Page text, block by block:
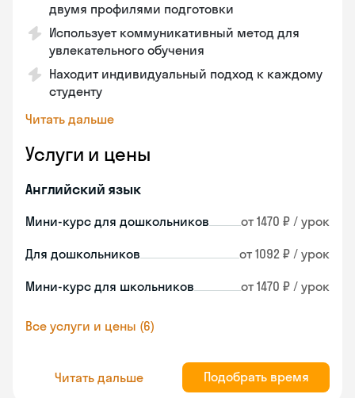
двумя профилями подготовки
Использует коммуникативный метод для
увлекательного обучения
Находит индивидуальный подход к каждому
студенту
Читать дальше
Услуги и цены
Английский язык
Мини-курс для дошкольников от 1470 ₽ / урок
Для дошкольников от 1092 ₽ / урок
Мини-курс для школьников от 1470 ₽ / урок
Все услуги и цены (6)
Читать дальше Подобрать время